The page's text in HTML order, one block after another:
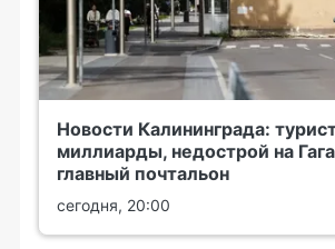
Новости Калининграда:
миллиарды, недострой на
главный почтальон
сегодня, 20:00